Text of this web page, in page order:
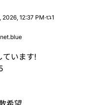
2026, 12:37 PM· 1
ています!